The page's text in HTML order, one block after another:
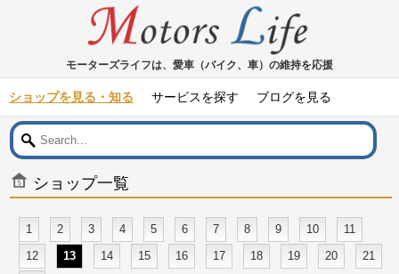
モーターズライフは、愛車（バイク、車）の維持を応援
ショップを見る・知る サービスを探す ブログを見る
ショップ一覧
1 2 3 4 5 6 7 8 9 10
11
12
13 14 15 16 17 18 19 20
21